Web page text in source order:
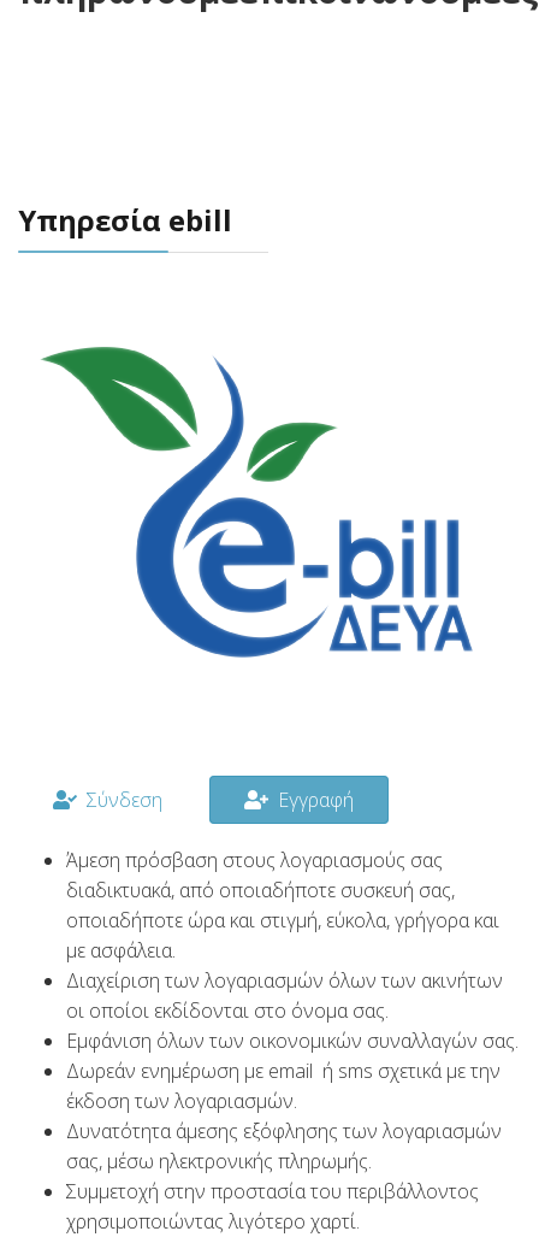
Υπηρεσία ebill
Σύνδεση Εγγραφή
Άμεση πρόσβαση στους λογαριασμούς σας
διαδικτυακά, από οποιαδήποτε συσκευή σας,
οποιαδήποτε ώρα και στιγμή, εύκολα, γρήγορα και
με ασφάλεια.
Διαχείριση των λογαριασμών όλων των ακινήτων
οι οποίοι εκδίδονται στο όνομα σας.
Εμφάνιση όλων των οικονομικών συναλλαγών σας.
Δωρεάν ενημέρωση με email ή sms σχετικά με την
έκδοση των λογαριασμών.
Δυνατότητα άμεσης εξόφλησης των λογαριασμών
σας, μέσω ηλεκτρονικής πληρωμής.
Συμμετοχή στην προστασία του περιβάλλοντος
χρησιμοποιώντας λιγότερο χαρτί.